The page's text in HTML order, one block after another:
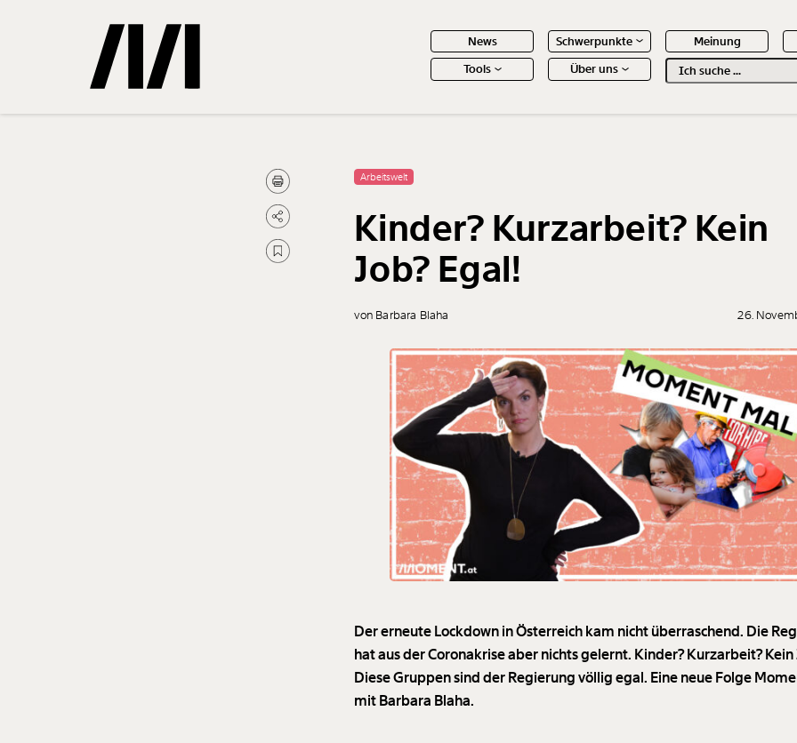
News Schwerpunkte Meinung
Tools
Über uns
Gemerkte Inhalte
Treffer
Arbeitswelt
Kinder? Kurzarbeit? Kein
Job? Egal!
von Barbara Blaha 26.
Der erneute Lockdown in Österreich kam nicht überraschend. Die
hat aus der Coronakrise aber nichts gelernt. Kinder? Kurzarbeit? Kein
Diese Gruppen sind der Regierung völlig egal. Eine neue Folge
mit Barbara Blaha.